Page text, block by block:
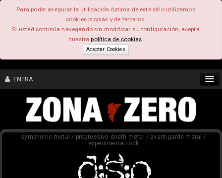
Para poder asegurar la utilización óptima de este sitio utilizamos
cookies propias y de terceros.
Si usted continúa navegando sin modificar su configuración, acepta
nuestrapolítica de cookies.
Aceptar Cookies
ENTRA
CONTENIDO
COMUNIDAD
symphonic metal / progressive death metal / avant-garde metal /
experimental rock